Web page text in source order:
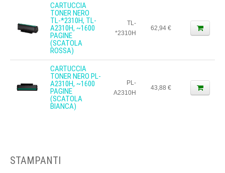
CARTUCCIA
TONER NERO
TL-*2310H, TL-
A2310H, ~1600
PAGINE
(SCATOLA
ROSSA)
TL-
*2310H
62,94 €
CARTUCCIA
TONER NERO PL-
A2310H, ~1600
PAGINE
(SCATOLA
BIANCA)
PL-
A2310H
43,88 €
STAMPANTI